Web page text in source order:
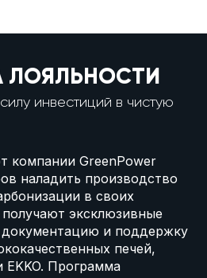
ЛОЯЛЬНОСТИ
инвестиций в чистую
компании GreenPower
наладить производство
в своих
эксклюзивные
документацию и поддержку
печей,
EKKO. Программа